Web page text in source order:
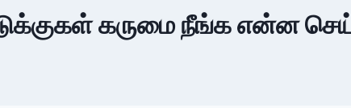
கருமை நீங்க என்ன